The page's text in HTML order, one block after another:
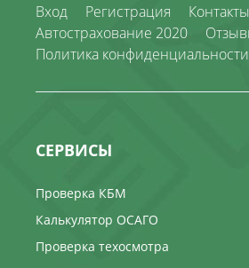
Вход Регистрация
Контакты
Автострахование 2020
Политика конфиденциальности
СЕРВИСЫ
Проверка КБМ
Калькулятор ОСАГО
Проверка техосмотра